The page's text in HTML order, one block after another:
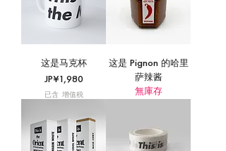
这是马克杯
價格
JP¥1,980
已含 增值税
这是 Pignon 的哈里
萨辣酱
無庫存